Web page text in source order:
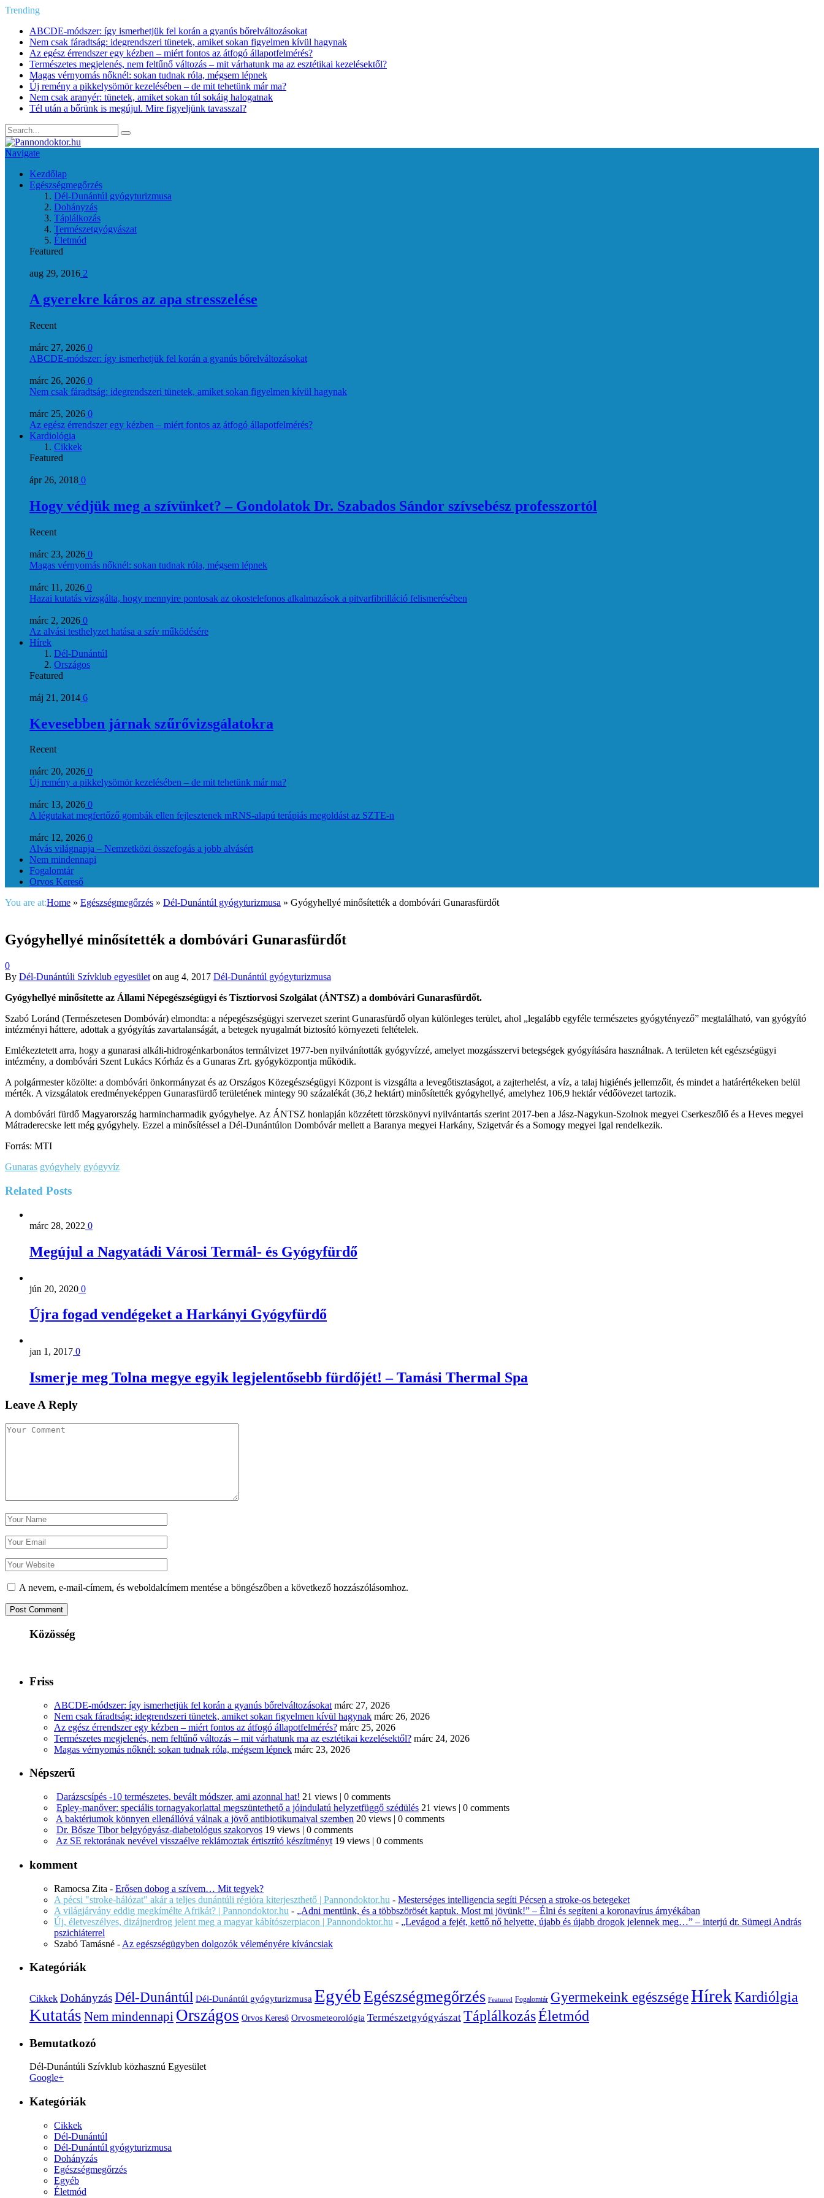
Trending
ABCDE‑módszer: így ismerhetjük fel korán a gyanús bőrelváltozásokat
Nem csak fáradtság: idegrendszeri tünetek, amiket sokan figyelmen kívül hagynak
Az egész érrendszer egy kézben – miért fontos az átfogó állapotfelmérés?
Természetes megjelenés, nem feltűnő változás – mit várhatunk ma az esztétikai kezelésektől?
Magas vérnyomás nőknél: sokan tudnak róla, mégsem lépnek
Új remény a pikkelysömör kezelésében – de mit tehetünk már ma?
Nem csak aranyér: tünetek, amiket sokan túl sokáig halogatnak
Tél után a bőrünk is megújul. Mire figyeljünk tavasszal?
Navigate
Kezdőlap
Egészségmegőrzés
Dél-Dunántúl gyógyturizmusa
Dohányzás
Táplálkozás
Természetgyógyászat
Életmód
Featured
aug 29, 2016 2
A gyerekre káros az apa stresszelése
Recent
márc 27, 2026 0
ABCDE‑módszer: így ismerhetjük fel korán a gyanús bőrelváltozásokat
márc 26, 2026 0
Nem csak fáradtság: idegrendszeri tünetek, amiket sokan figyelmen kívül hagynak
márc 25, 2026 0
Az egész érrendszer egy kézben – miért fontos az átfogó állapotfelmérés?
Kardiológia
Cikkek
Featured
ápr 26, 2018 0
Hogy védjük meg a szívünket? – Gondolatok Dr. Szabados Sándor szívsebész professzortól
Recent
márc 23, 2026 0
Magas vérnyomás nőknél: sokan tudnak róla, mégsem lépnek
márc 11, 2026 0
Hazai kutatás vizsgálta, hogy mennyire pontosak az okostelefonos alkalmazások a pitvarfibrilláció felismerésében
márc 2, 2026 0
Az alvási testhelyzet hatása a szív működésére
Hírek
Dél-Dunántúl
Országos
Featured
máj 21, 2014 6
Kevesebben járnak szűrővizsgálatokra
Recent
márc 20, 2026 0
Új remény a pikkelysömör kezelésében – de mit tehetünk már ma?
márc 13, 2026 0
A légutakat megfertőző gombák ellen fejlesztenek mRNS-alapú terápiás megoldást az SZTE-n
márc 12, 2026 0
Alvás világnapja – Nemzetközi összefogás a jobb alvásért
Nem mindennapi
Fogalomtár
Orvos Kereső
You are at:Home » Egészségmegőrzés » Dél-Dunántúl gyógyturizmusa » Gyógyhellyé minősítették a dombóvári Gunarasfürdőt
Gyógyhellyé minősítették a dombóvári Gunarasfürdőt
0
By Dél-Dunántúli Szívklub egyesület on aug 4, 2017 Dél-Dunántúl gyógyturizmusa
Gyógyhellyé minősítette az Állami Népegészségügyi és Tisztiorvosi Szolgálat (ÁNTSZ) a dombóvári Gunarasfürdőt.
Szabó Loránd (Természetesen Dombóvár) elmondta: a népegészségügyi szervezet szerint Gunarasfürdő olyan különleges terület, ahol „legalább egyféle természetes gyógytényező” megtalálható, van gyógyító
intézményi háttere, adottak a gyógyítás zavartalanságát, a betegek nyugalmát biztosító környezeti feltételek.
Emlékeztetett arra, hogy a gunarasi alkáli-hidrogénkarbonátos termálvizet 1977-ben nyilvánították gyógyvízzé, amelyet mozgásszervi betegségek gyógyítására használnak. A területen két egészségügyi
intézmény, a dombóvári Szent Lukács Kórház és a Gunaras Zrt. gyógyközpontja működik.
A polgármester közölte: a dombóvári önkormányzat és az Országos Közegészségügyi Központ is vizsgálta a levegőtisztaságot, a zajterhelést, a víz, a talaj higiénés jellemzőit, és mindet a határértékeken belül
mérték. A vizsgálatok eredményeképpen Gunarasfürdő területének mintegy 90 százalékát (36,2 hektárt) minősítették gyógyhellyé, amelyhez 106,9 hektár védőövezet tartozik.
A dombóvári fürdő Magyarország harmincharmadik gyógyhelye. Az ÁNTSZ honlapján közzétett törzskönyvi nyilvántartás szerint 2017-ben a Jász-Nagykun-Szolnok megyei Cserkeszőlő és a Heves megyei
Mátraderecske lett még gyógyhely. Ezzel a minősítéssel a Dél-Dunántúlon Dombóvár mellett a Baranya megyei Harkány, Szigetvár és a Somogy megyei Igal rendelkezik.
Forrás: MTI
Gunaras gyógyhely gyógyvíz
Related Posts
márc 28, 2022 0
Megújul a Nagyatádi Városi Termál- és Gyógyfürdő
jún 20, 2020 0
Újra fogad vendégeket a Harkányi Gyógyfürdő
jan 1, 2017 0
Ismerje meg Tolna megye egyik legjelentősebb fürdőjét! – Tamási Thermal Spa
Leave A Reply
A nevem, e-mail-címem, és weboldalcímem mentése a böngészőben a következő hozzászólásomhoz.
Közösség
Friss
ABCDE‑módszer: így ismerhetjük fel korán a gyanús bőrelváltozásokat márc 27, 2026
Nem csak fáradtság: idegrendszeri tünetek, amiket sokan figyelmen kívül hagynak márc 26, 2026
Az egész érrendszer egy kézben – miért fontos az átfogó állapotfelmérés? márc 25, 2026
Természetes megjelenés, nem feltűnő változás – mit várhatunk ma az esztétikai kezelésektől? márc 24, 2026
Magas vérnyomás nőknél: sokan tudnak róla, mégsem lépnek márc 23, 2026
Népszerű
Darázscsípés -10 természetes, bevált módszer, ami azonnal hat! 21 views | 0 comments
Epley-manőver: speciális tornagyakorlattal megszüntethető a jóindulatú helyzetfüggő szédülés 21 views | 0 comments
A baktériumok könnyen ellenállóvá válnak a jövő antibiotikumaival szemben 20 views | 0 comments
Dr. Bősze Tibor belgyógyász-diabetológus szakorvos 19 views | 0 comments
Az SE rektorának nevével visszaélve reklámoztak értisztító készítményt 19 views | 0 comments
komment
Ramocsa Zita - Erősen dobog a szívem… Mit tegyek?
A pécsi "stroke-hálózat" akár a teljes dunántúli régióra kiterjeszthető | Pannondoktor.hu - Mesterséges intelligencia segíti Pécsen a stroke-os betegeket
A világjárvány eddig megkímélte Afrikát? | Pannondoktor.hu - „Adni mentünk, és a többszörösét kaptuk. Most mi jövünk!” – Élni és segíteni a koronavírus árnyékában
Új, életveszélyes, dizájnerdrog jelent meg a magyar kábítószerpiacon | Pannondoktor.hu - „Levágod a fejét, kettő nő helyette, újabb és újabb drogok jelennek meg…” – interjú dr. Sümegi András
pszichiáterrel
Szabó Tamásné - Az egészségügyben dolgozók véleményére kíváncsiak
Kategóriák
Cikkek DohányzásDél-Dunántúl Dél-Dunántúl gyógyturizmusa EgyébEgészségmegőrzés Featured Fogalomtár Gyermekeink egészségeHírekKardiólgia
Kutatás Nem mindennapi Országos Orvos Kereső Orvosmeteorológia Természetgyógyászat TáplálkozásÉletmód
Bemutatkozó
Dél-Dunántúli Szívklub közhasznú Egyesület
Google+
Kategóriák
Cikkek
Dél-Dunántúl
Dél-Dunántúl gyógyturizmusa
Dohányzás
Egészségmegőrzés
Egyéb
Életmód